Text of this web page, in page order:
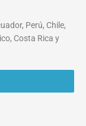
Perú, Chile,
Costa Rica y